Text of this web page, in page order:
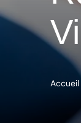
Accueil